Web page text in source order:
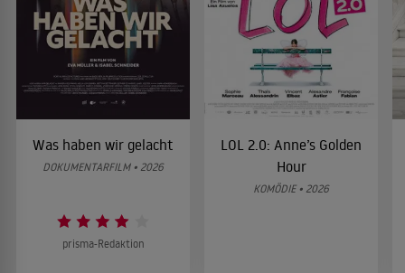
Was haben wir gelacht
DOKUMENTARFILM • 2026
prisma-Redaktion
LOL 2.0: Anne’s Golden
Hour
KOMÖDIE • 2026